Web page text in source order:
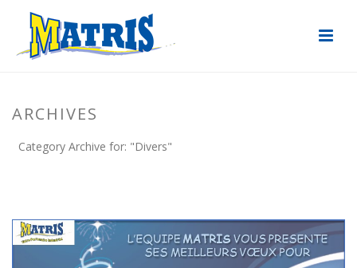
ARCHIVES
Category Archive for: "Divers"